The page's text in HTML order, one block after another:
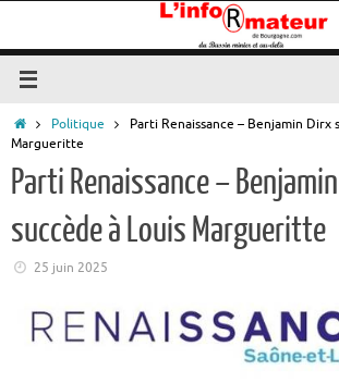
contenu
AccueilPolitique
Parti Renaissance – Benjamin Dirx
Margueritte
Parti Renaissance –
succède à Louis Margueritte
25 juin 2025